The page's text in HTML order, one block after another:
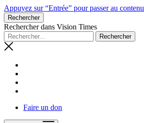
Appuyez sur “Entrée” pour passer au contenu
Rechercher
Rechercher dans Vision Times
Faire un don